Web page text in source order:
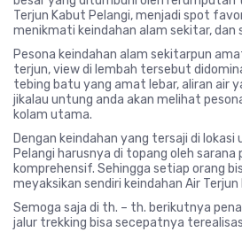
Terjun Kabut Pelangi, menjadi spot
menikmati keindahan alam sekitar,
Pesona keindahan alam sekitarpun
terjun, view di lembah tersebut
tebing batu yang amat lebar, aliran air
jikalau untung anda akan melihat
kolam utama.
Dengan keindahan yang tersaji di lokasi
Pelangi harusnya di topang oleh sarana
komprehensif. Sehingga setiap orang
meyaksikan sendiri keindahan Air Terjun
Semoga saja di th. – th. berikutnya
jalur trekking bisa secepatnya